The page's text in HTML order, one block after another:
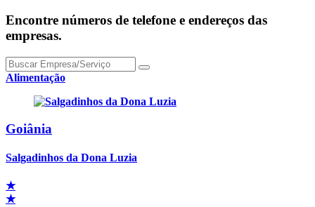
Encontre números de telefone e endereços das
empresas.
Alimentação
Goiânia
Salgadinhos da Dona Luzia
★
★